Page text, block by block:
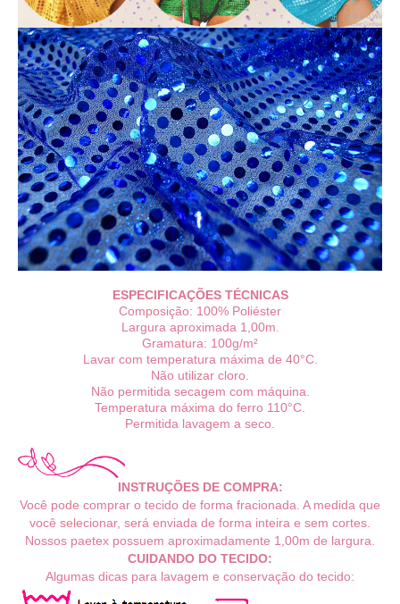
ESPECIFICAÇÕES TÉCNICAS
Composição: 100% Poliéster
Largura aproximada 1,00m.
Gramatura: 100g/m²
Lavar com temperatura máxima de 40°C.
Não utilizar cloro.
Não permitida secagem com máquina.
Temperatura máxima do ferro 110°C.
Permitida lavagem a seco.
INSTRUÇÕES DE COMPRA:
Você pode comprar o tecido de forma fracionada. A medida que
você selecionar, será enviada de forma inteira e sem cortes.
Nossos paetex possuem aproximadamente 1,00m de largura.
CUIDANDO DO TECIDO:
Algumas dicas para lavagem e conservação do tecido: